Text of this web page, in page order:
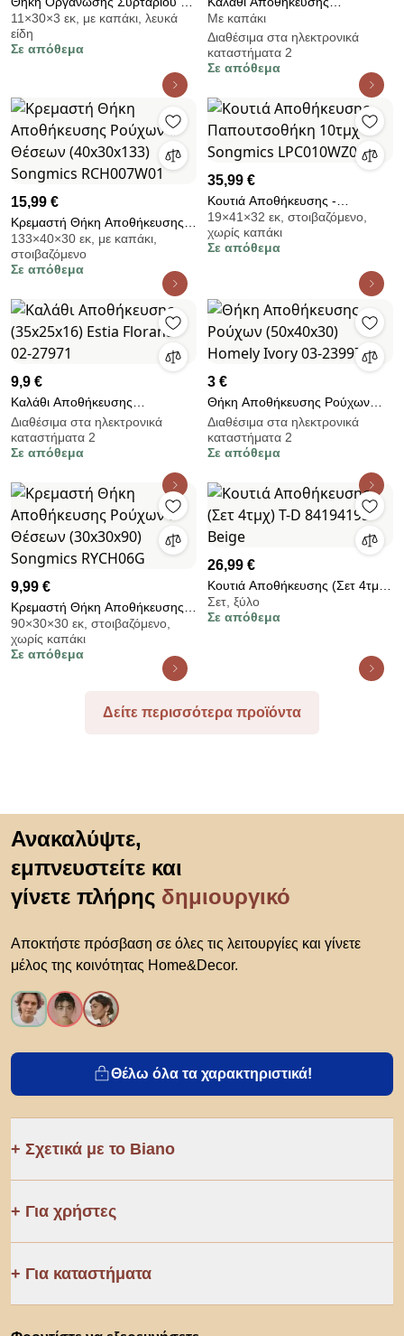
Θέσεων (30x30x11) Z-L 14556
11×30×3 εκ, με καπάκι, λευκά
είδη
Σε απόθεμα
(34x24x12) Estia Botanica 02-
18849
Με καπάκι
Διαθέσιμα στα ηλεκτρονικά
καταστήματα 2
Σε απόθεμα
15,99 €
Κρεμαστή Θήκη Αποθήκευσης
Ρούχων 6 Θέσεων (40x30x133)
Songmics RCH007W01
133×40×30 εκ, με καπάκι,
στοιβαζόμενο
Σε απόθεμα
35,99 €
Κουτιά Αποθήκευσης -
Παπουτσοθήκη 10τμχ Songmics
LPC010WZ01
19×41×32 εκ, στοιβαζόμενο,
χωρίς καπάκι
Σε απόθεμα
9,9 €
Καλάθι Αποθήκευσης
(35x25x16) Estia Florana 02-
27971
Διαθέσιμα στα ηλεκτρονικά
καταστήματα 2
Σε απόθεμα
3 €
Θήκη Αποθήκευσης Ρούχων
(50x40x30) Homely Ivory 03-
23997
Διαθέσιμα στα ηλεκτρονικά
καταστήματα 2
Σε απόθεμα
9,99 €
Κρεμαστή Θήκη Αποθήκευσης
Ρούχων 5 Θέσεων (30x30x90)
Songmics RYCH06G
90×30×30 εκ, στοιβαζόμενο,
χωρίς καπάκι
Σε απόθεμα
26,99 €
Κουτιά Αποθήκευσης (Σετ 4τμχ)
T-D 84194195 Beige
Σετ, ξύλο
Σε απόθεμα
Δείτε περισσότερα προϊόντα
Ανακαλύψτε,
εμπνευστείτε και
γίνετε πλήρης δημιουργικό
Αποκτήστε πρόσβαση σε όλες τις λειτουργίες και γίνετε
μέλος της κοινότητας Home&Decor.
Θέλω όλα τα χαρακτηριστικά!
Σχετικά με το Biano
Για χρήστες
Για καταστήματα